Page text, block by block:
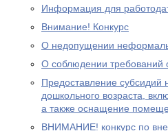
Информация для
Внимание! Конкурс
О недопущении
О соблюдении требований
Предоставление субсидий
дошкольного возраста,
а также оснащение
ВНИМАНИЕ! конкурс по